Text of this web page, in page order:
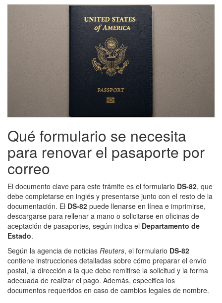
Qué formulario se necesita
para renovar el pasaporte por
correo
El documento clave para este trámite es el formulario DS-82, que
debe completarse en inglés y presentarse junto con el resto de la
documentación. El DS-82 puede llenarse en línea e imprimirse,
descargarse para rellenar a mano o solicitarse en oficinas de
aceptación de pasaportes, según indica el Departamento de
Estado.
Según la agencia de noticias Reuters, el formulario DS-82
contiene instrucciones detalladas sobre cómo preparar el envío
postal, la dirección a la que debe remitirse la solicitud y la forma
adecuada de realizar el pago. Además, especifica los
documentos requeridos en caso de cambios legales de nombre.